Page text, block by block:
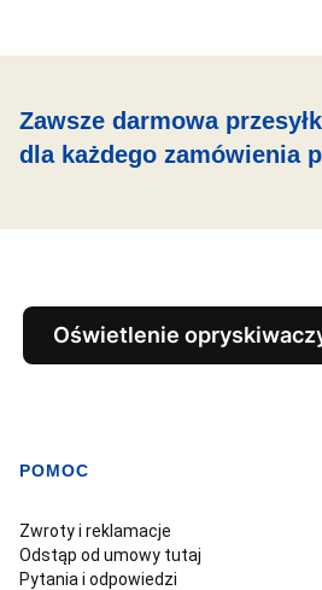
Zawsze darmowa
dla każdego zamówienia
Oświetlenie
Linki w stopce
POMOC
Zwroty i reklamacje
Odstąp od umowy tutaj
Pytania i odpowiedzi